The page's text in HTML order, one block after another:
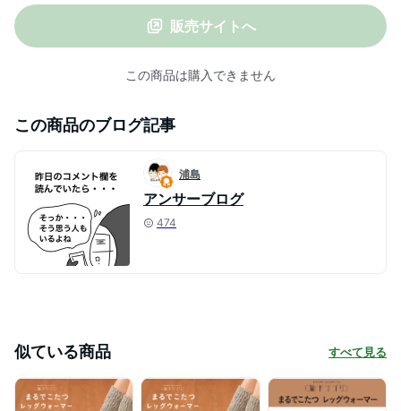
販売サイトへ
この商品は購入できません
この商品のブログ記事
浦島
アンサーブログ
474
似ている商品 すべて見る